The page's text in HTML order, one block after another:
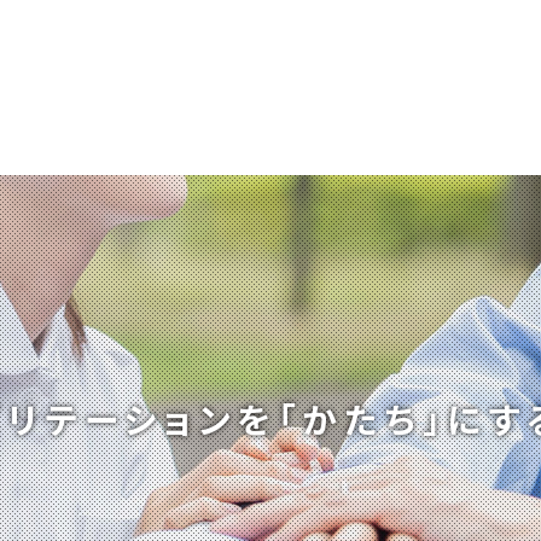
テーションを「かたち」に